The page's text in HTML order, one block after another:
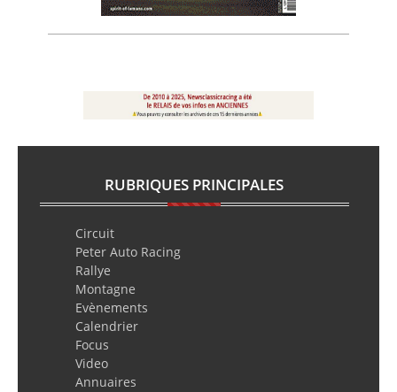
RUBRIQUES PRINCIPALES
Circuit
Peter Auto Racing
Rallye
Montagne
Evènements
Calendrier
Focus
Video
Annuaires